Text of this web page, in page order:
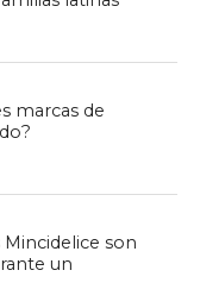
marcas de
son
un